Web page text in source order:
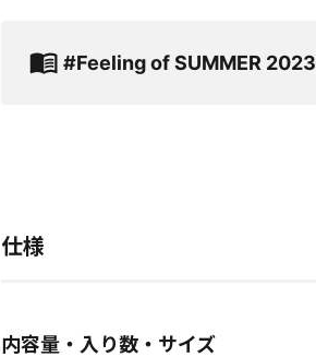
#Feeling of SUMMER 2023
仕様
内容量・入り数・サイズ